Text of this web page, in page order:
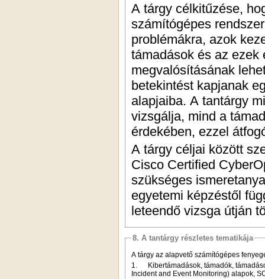
A tárgy célkitűzése,
számítógépes
problémákra, azok
támadások és az ezek
megvalósításának
betekintést kapjanak
alapjaiba. A tantárgy
vizsgálja, mind a
érdekében, ezzel
A tárgy céljai között
Cisco Certified
szükséges
egyetemi képzéstől
leteendő vizsga útján
8. A tantárgy részletes tematikája
A tárgy az alapvető számítógépes
1. Kibertámadások, támadók,
Incident and Event Monitoring) alapok,